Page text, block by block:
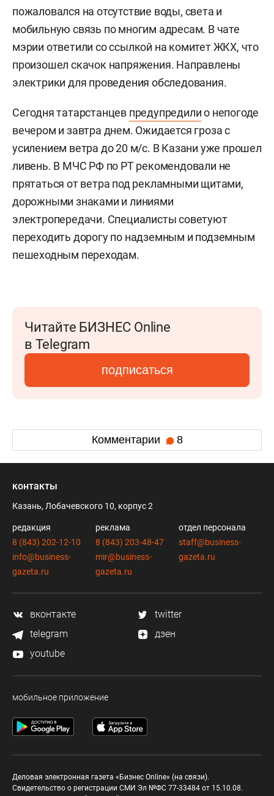
пожаловался на отсутствие воды, света и
мобильную связь по многим адресам. В чате
мэрии ответили со ссылкой на комитет ЖКХ, что
произошел скачок напряжения. Направлены
электрики для проведения обследования.
Сегодня татарстанцев предупредилио непогоде
вечером и завтра днем. Ожидается гроза с
усилением ветра до 20 м/с. В Казани уже прошел
ливень. В МЧС РФ по РТ рекомендовали не
прятаться от ветра под рекламными щитами,
дорожными знаками и линиями
электропередачи. Специалисты советуют
переходить дорогу по надземным и подземным
пешеходным переходам.
Читайте БИЗНЕС Online
в Telegram
подписаться
Комментарии 8
контакты
Казань, Лобачевского 10, корпус 2
редакция
8 (843) 202-12-10
info@business-
gazeta.ru
реклама
8 (843) 203-48-47
mir@business-
gazeta.ru
отдел персонала
staff@business-
gazeta.ru
вконтакте
twitter
telegram
дзен
youtube
мобильное приложение
Деловая электронная газета «Бизнес Online» (на связи).
Свидетельство о регистрации СМИ Эл №ФС 77-33484 от 15.10.08.